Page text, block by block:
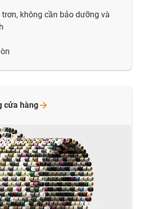
không cần bảo dưỡng và
cửa hàng